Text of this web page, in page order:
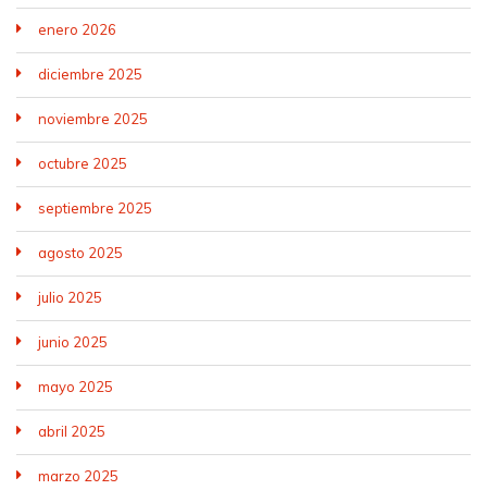
enero 2026
diciembre 2025
noviembre 2025
octubre 2025
septiembre 2025
agosto 2025
julio 2025
junio 2025
mayo 2025
abril 2025
marzo 2025